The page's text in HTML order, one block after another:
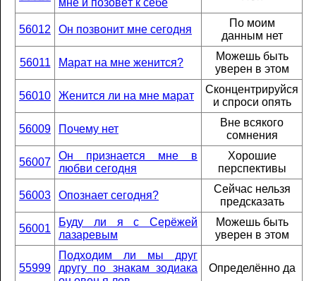
мне и позовёт к себе
56012 Он позвонит мне сегодня
По моим
данным нет
56011 Марат на мне женится?
Можешь быть
уверен в этом
56010 Женится ли на мне марат
Сконцентрируйся
и спроси опять
56009 Почему нет
Вне всякого
сомнения
56007
Он признается мне в
любви сегодня
Хорошие
перспективы
56003 Опознает сегодня?
Сейчас нельзя
предсказать
56001
Буду ли я с Серёжей
лазаревым
Можешь быть
уверен в этом
55999
Подходим ли мы друг
другу по знакам зодиака
Определённо да